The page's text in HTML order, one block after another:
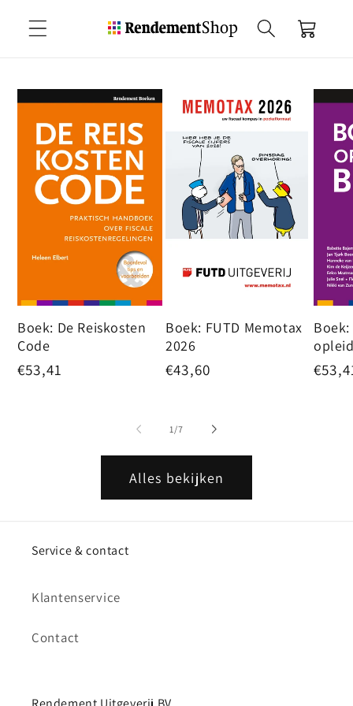
naar de
content
Winkelwagen
Boek: De Reiskosten
Code
Normale
€53,41
Boek: FUTD Memotax
2026
Normale
€43,60
1 /van
7
Alles bekijken
Service & contact
Klantenservice
Contact